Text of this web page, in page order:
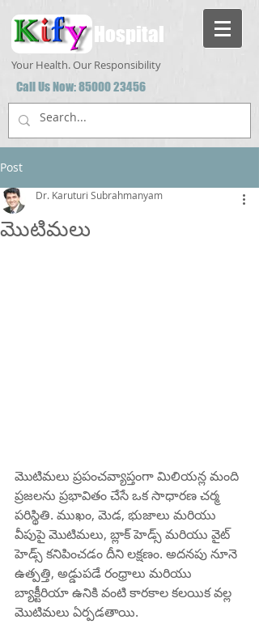
Hospital
Your Health. Our Responsibility
Call Us Now:85000 23456
Post
మొటిమలు
Dr. Karuturi Subrahmanyam
మొటిమలు ప్రపంచవ్యాప్తంగా మిలియన్ల మంది
ప్రజలను ప్రభావితం చేసే ఒక సాధారణ చర్మ
పరిస్థితి. ముఖం, మెడ, భుజాలు మరియు
వీపుపై మొటిమలు, బ్లాక్ హెడ్స్ మరియు వైట్
హెడ్స్ కనిపించడం దీని లక్షణం. అదనపు నూనె
ఉత్పత్తి, అడ్డుపడే రంధ్రాలు మరియు
బ్యాక్టీరియా ఉనికి వంటి కారకాల కలయిక వల్ల
మొటిమలు ఏర్పడతాయి.